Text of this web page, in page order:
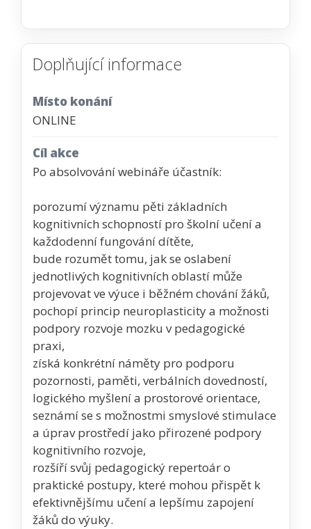
Doplňující informace
Místo konání
ONLINE
Cíl akce
Po absolvování webináře účastník:
porozumí významu pěti základních
kognitivních schopností pro školní učení a
každodenní fungování dítěte,
bude rozumět tomu, jak se oslabení
jednotlivých kognitivních oblastí může
projevovat ve výuce i běžném chování žáků,
pochopí princip neuroplasticity a možnosti
podpory rozvoje mozku v pedagogické
praxi,
získá konkrétní náměty pro podporu
pozornosti, paměti, verbálních dovedností,
logického myšlení a prostorové orientace,
seznámí se s možnostmi smyslové stimulace
a úprav prostředí jako přirozené podpory
kognitivního rozvoje,
rozšíří svůj pedagogický repertoár o
praktické postupy, které mohou přispět k
efektivnějšímu učení a lepšímu zapojení
žáků do výuky.